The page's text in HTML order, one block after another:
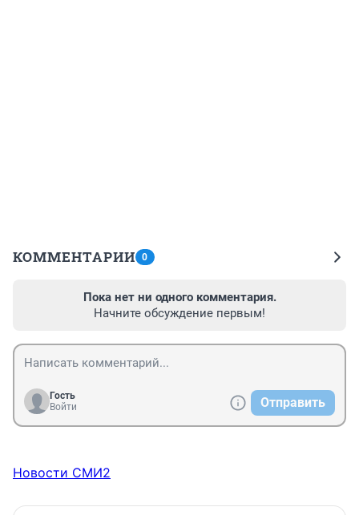
КОММЕНТАРИИ 0
Пока нет ни одного комментария.
Начните обсуждение первым!
Гость
Войти
Отправить
Новости СМИ2